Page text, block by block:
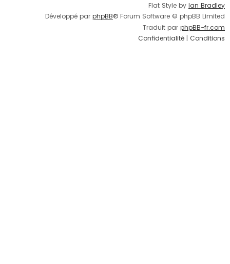
Flat Style by Ian Bradley
Développé par phpBB® Forum Software © phpBB Limited
Traduit par phpBB-fr.com
Confidentialité | Conditions